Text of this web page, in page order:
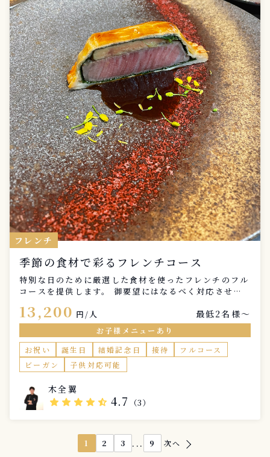
フレンチ
季節の食材で彩るフレンチコース
特別な日のために厳選した食材を使ったフレンチのフル
コースを提供します。 御要望にはなるべく対応させて
だきますので苦手な食材、アレルギーなどございました
らご相談して頂ければと思います。
13,200 円/人 最低2名様〜
お子様メニューあり
お祝い
誕生日 結婚記念日 接待
フルコース
ビーガン
子供対応可能
木全翼
star star star star star_half 4.7 （3）
1 2 3 ... 9 次へ